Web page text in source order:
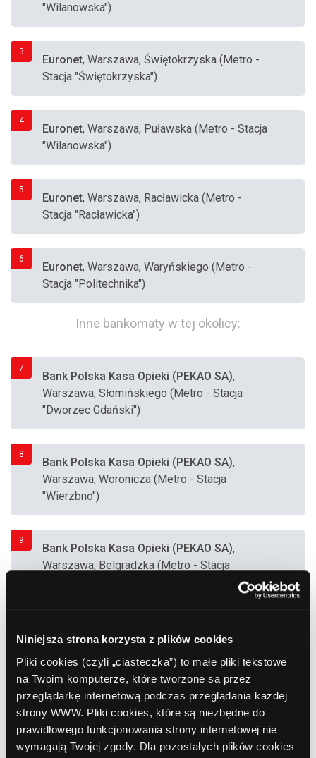
Niniejsza strona korzysta z plików cookies
Pliki cookies (czyli „ciasteczka”) to małe pliki tekstowe
na Twoim komputerze, które tworzone są przez
przeglądarkę internetową podczas przeglądania każdej
strony WWW. Pliki cookies, które są niezbędne do
prawidłowego funkcjonowania strony internetowej nie
wymagają Twojej zgody. Dla pozostałych plików cookies
"Wilanowska")
3
Euronet, Warszawa, Świętokrzyska (Metro -
Stacja "Świętokrzyska")
4
Euronet, Warszawa, Puławska (Metro - Stacja
"Wilanowska")
5
Euronet, Warszawa, Racławicka (Metro -
Stacja "Racławicka")
6
Euronet, Warszawa, Waryńskiego (Metro -
Stacja "Politechnika")
Inne bankomaty w tej okolicy:
7
Bank Polska Kasa Opieki (PEKAO SA),
Warszawa, Słomińskiego (Metro - Stacja
"Dworzec Gdański")
8
Bank Polska Kasa Opieki (PEKAO SA),
Warszawa, Woronicza (Metro - Stacja
"Wierzbno")
9
Bank Polska Kasa Opieki (PEKAO SA),
Warszawa, Belgradzka (Metro - Stacja
Bank Polska Kasa Opieki (PEKAO SA)
"Kabaty")
11
Bank Polska Kasa Opieki (PEKAO SA),
Warszawa, Świętokrzyska (Metro - Stacja
"Świętokrzyska")